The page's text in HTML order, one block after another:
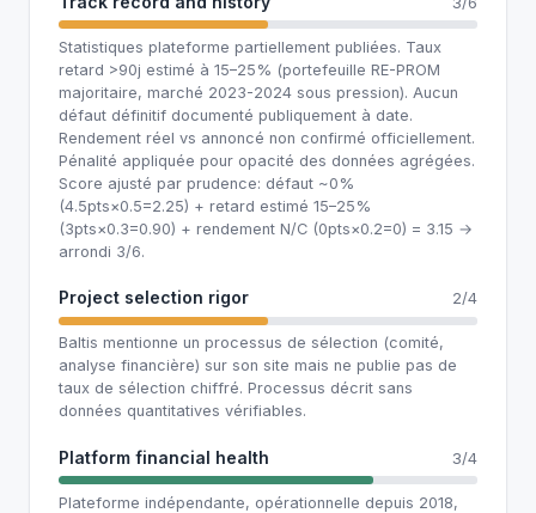
Statistiques plateforme partiellement publiées. Taux
retard >90j estimé à 15–25% (portefeuille RE-PROM
majoritaire, marché 2023-2024 sous pression). Aucun
défaut définitif documenté publiquement à date.
Rendement réel vs annoncé non confirmé officiellement.
Pénalité appliquée pour opacité des données agrégées.
Score ajusté par prudence: défaut ~0%
(4.5pts×0.5=2.25) + retard estimé 15–25%
(3pts×0.3=0.90) + rendement N/C (0pts×0.2=0) = 3.15 →
arrondi 3/6.
Project selection rigor 2/4
Baltis mentionne un processus de sélection (comité,
analyse financière) sur son site mais ne publie pas de
taux de sélection chiffré. Processus décrit sans
données quantitatives vérifiables.
Platform financial health 3/4
Plateforme indépendante, opérationnelle depuis 2018,